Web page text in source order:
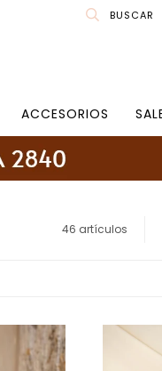
ACCESORIOS
46 artículos